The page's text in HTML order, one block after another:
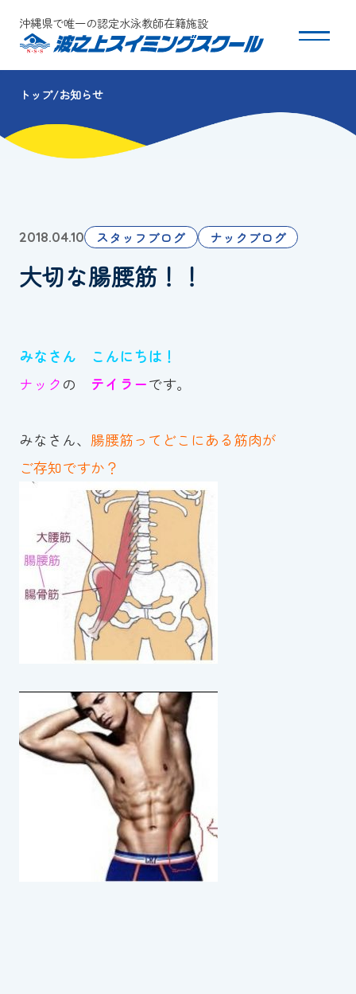
沖縄県で唯一の認定水泳教師在籍施設
スクールについて
コース・クラス紹介
団体会員募集
お知らせ
カレンダー
波スイタイムズ
お問い合わせ
Tel.098-863-7264
平日 9:00～22:00｜土祝 9:00～21:00
スイミングスクールの
体験申し込みはこちら!
トップ お知らせ
2018.04.10 スタッフブログ ナックブログ
大切な腸腰筋！！
みなさん こんにちは！
ナックの テイラーです。
みなさん、 腸腰筋ってどこにある筋肉が
ご存知ですか？